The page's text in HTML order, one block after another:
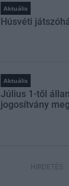
Aktuális
Húsvéti
Aktuális
Július 1-től
jogosítvány
HIRDETÉS